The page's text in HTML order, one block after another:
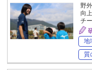
野
向
チ
地
質